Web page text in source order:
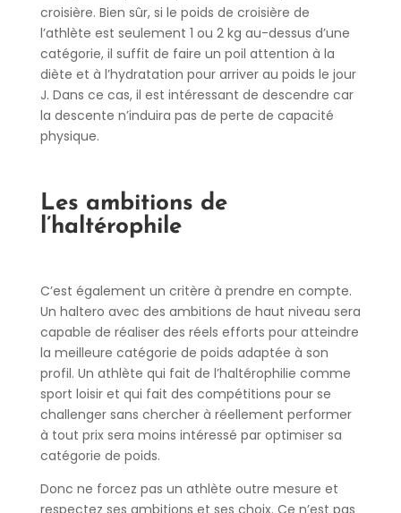
croisière. Bien sûr, si le poids de croisière de
l’athlète est seulement 1 ou 2 kg au-dessus d’une
catégorie, il suffit de faire un poil attention à la
diète et à l’hydratation pour arriver au poids le jour
J. Dans ce cas, il est intéressant de descendre car
la descente n’induira pas de perte de capacité
physique.
Les ambitions de
l’haltérophile
C’est également un critère à prendre en compte.
Un haltero avec des ambitions de haut niveau sera
capable de réaliser des réels efforts pour atteindre
la meilleure catégorie de poids adaptée à son
profil. Un athlète qui fait de l’haltérophilie comme
sport loisir et qui fait des compétitions pour se
challenger sans chercher à réellement performer
à tout prix sera moins intéressé par optimiser sa
catégorie de poids.
Donc ne forcez pas un athlète outre mesure et
respectez ses ambitions et ses choix. Ce n’est pas